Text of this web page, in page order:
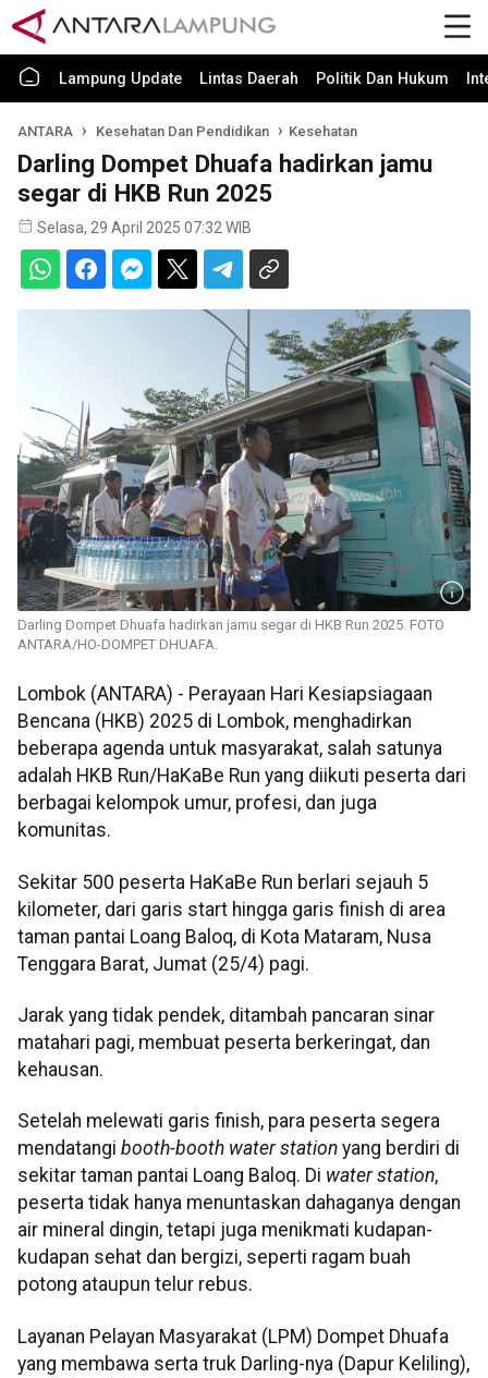
Lampung Update Lintas Daerah Politik Dan Hukum
ANTARA Kesehatan Dan Pendidikan Kesehatan
Darling Dompet Dhuafa hadirkan jamu
segar di HKB Run 2025
Selasa, 29 April 2025 07:32 WIB
Darling Dompet Dhuafa hadirkan jamu segar di HKB Run 2025. FOTO
ANTARA/HO-DOMPET DHUAFA.
Lombok (ANTARA) - Perayaan Hari Kesiapsiagaan
Bencana (HKB) 2025 di Lombok, menghadirkan
beberapa agenda untuk masyarakat, salah satunya
adalah HKB Run/HaKaBe Run yang diikuti peserta dari
berbagai kelompok umur, profesi, dan juga
komunitas.
Sekitar 500 peserta HaKaBe Run berlari sejauh 5
kilometer, dari garis start hingga garis finish di area
taman pantai Loang Baloq, di Kota Mataram, Nusa
Tenggara Barat, Jumat (25/4) pagi.
Jarak yang tidak pendek, ditambah pancaran sinar
matahari pagi, membuat peserta berkeringat, dan
kehausan.
Setelah melewati garis finish, para peserta segera
mendatangi booth-booth water station yang berdiri di
sekitar taman pantai Loang Baloq. Di water station,
peserta tidak hanya menuntaskan dahaganya dengan
air mineral dingin, tetapi juga menikmati kudapan-
kudapan sehat dan bergizi, seperti ragam buah
potong ataupun telur rebus.
Layanan Pelayan Masyarakat (LPM) Dompet Dhuafa
yang membawa serta truk Darling-nya (Dapur Keliling),